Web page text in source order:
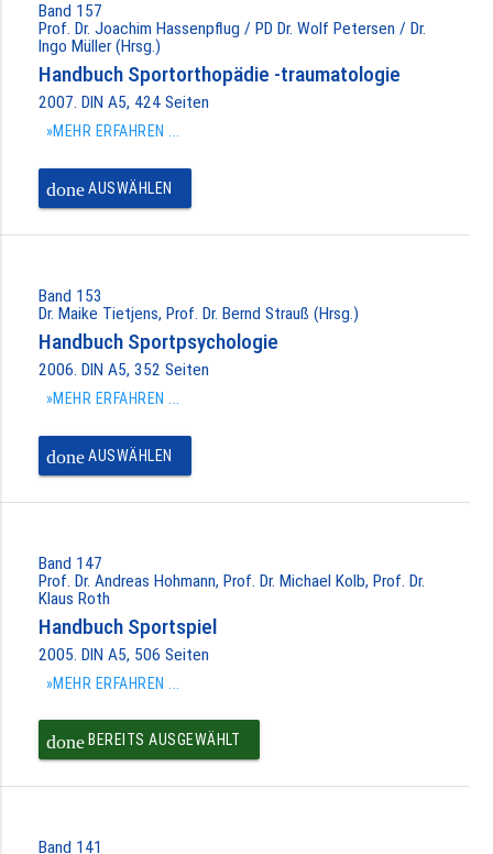
Band 157
Prof. Dr. Joachim Hassenpflug / PD Dr. Wolf Petersen / Dr.
Ingo Müller (Hrsg.)
Handbuch Sportorthopädie -traumatologie
2007. DIN A5, 424 Seiten
»MEHR ERFAHREN ...
doneAUSWÄHLEN
Band 153
Dr. Maike Tietjens, Prof. Dr. Bernd Strauß (Hrsg.)
Handbuch Sportpsychologie
2006. DIN A5, 352 Seiten
»MEHR ERFAHREN ...
doneAUSWÄHLEN
Band 147
Prof. Dr. Andreas Hohmann, Prof. Dr. Michael Kolb, Prof. Dr.
Klaus Roth
Handbuch Sportspiel
2005. DIN A5, 506 Seiten
»MEHR ERFAHREN ...
doneBEREITS AUSGEWÄHLT
Band 141